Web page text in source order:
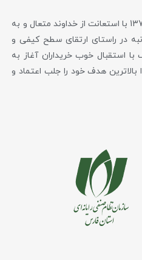
فروشگاه کامپیوتر مرکزی در سال 1378 با استعانت از خداوند متعال و به
در راستای ارتقای سطح کیفی و
با استقبال خوب خریداران آغاز به
بالاترین هدف خود را جلب اعتماد و